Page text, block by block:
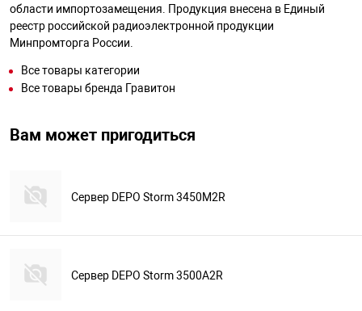
области импортозамещения. Продукция внесена в Единый
реестр российской радиоэлектронной продукции
Минпромторга России.
Все товары категории
Все товары бренда Гравитон
Вам может пригодиться
Сервер DEPO Storm 3450M2R
Сервер DEPO Storm 3500A2R